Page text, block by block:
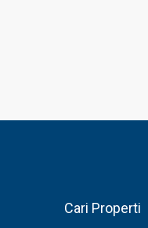
Cari Properti